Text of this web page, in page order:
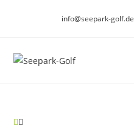
info@seepark-golf.de